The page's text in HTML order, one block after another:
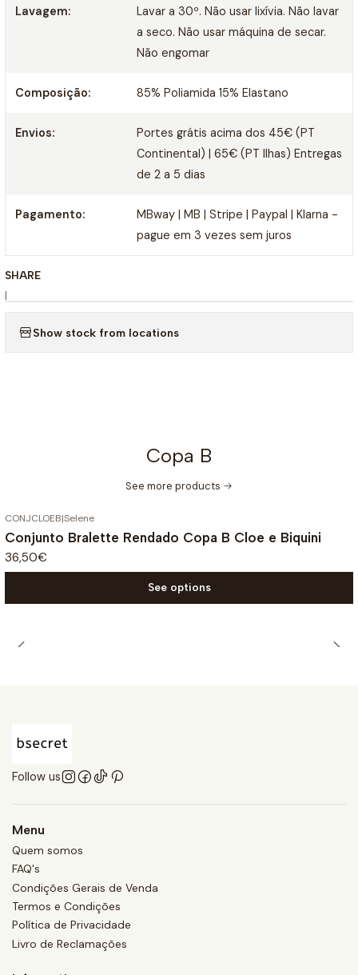
Lavagem:
Lavar a 30º. Não usar lixívia. Não lavar
a seco. Não usar máquina de secar.
Não engomar
Composição: 85% Poliamida 15% Elastano
Envios:
Portes grátis acima dos 45€ (PT
Continental) | 65€ (PT Ilhas) Entregas
de 2 a 5 dias
Pagamento:
MBway | MB | Stripe | Paypal | Klarna -
pague em 3 vezes sem juros
SHARE
|
Show stock from locations
Copa B
See more products
CONJCLOEB|Selene
Conjunto Bralette Rendado Copa B Cloe e Biquini
36,50€
See options
Follow us
Menu
Quem somos
FAQ's
Condições Gerais de Venda
Termos e Condições
Política de Privacidade
Livro de Reclamações